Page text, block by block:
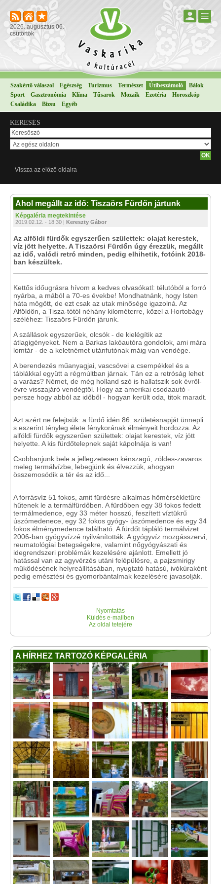
2026. augusztus 06.
csütörtök
Szakértő válaszol Egészség Turizmus Természet Útibeszámoló
Bálok
Sport
Gasztronómia Klíma Tűsarok Mozaik Ezotéria
Horoszkóp
Családika
Bizsu Egyéb
KERESÉS
Vissza az előző oldalra
Ahol megállt az idő: Tiszaörs Fürdőn jártunk
Képgaléria megtekintése
2019.02.12. - 18:30 | Kereszty Gábor
Az alföldi fürdők egyszerűen születtek: olajat kerestek,
víz jött helyette. A Tiszaörsi Fürdőn úgy érezzük, megállt
az idő, valódi retró minden, pedig elhihetik, fotóink 2018-
ban készültek.
Kettős időugrásra hívom a kedves olvasókatl: télutóból a forró
nyárba, a mából a 70-es évekbe! Mondhatnánk, hogy Isten
háta mögött, de ezt csak az utak minősége igazolná. Az
Alföldön, a Tisza-tótól néhány kilométerre, közel a Hortobágy
széléhez: Tiszaörs Fürdőn járunk.
A szállások egyszerűek, olcsók - de kielégítik az
átlagigényeket. Nem a Barkas lakóautóra gondolok, ami mára
lomtár - de a keletnémet utánfutónak máig van vendége.
A berendezés műanyagjai, vascsövei a csempékkel és a
táblákkal együtt a régmúltban járnak. Tán ez a retróság lehet
a varázs? Német, de még holland szó is hallatszik sok évről-
évre visszajáró vendégtől. Hogy az amerikai csodaautó -
persze hogy abból az időből - hogyan került oda, titok maradt.
Azt azért ne felejtsük: a fürdő idén 86. születésnapját ünnepli
s eszerint tényleg élete fénykorának élményeit hordozza. Az
alföldi fürdők egyszerűen születtek: olajat kerestek, víz jött
helyette. A kis fürdőtelepnek saját kápolnája is van!
Csobbanjunk bele a jellegzetesen kénszagú, zöldes-zavaros
meleg termálvízbe, lebegjünk és élvezzük, ahogyan
összemosódik a tér és az idő...
A forrásvíz 51 fokos, amit fürdésre alkalmas hőmérsékletűre
hűtenek le a termálfürdőben. A fürdőben egy 38 fokos fedett
termálmedence, egy 33 méter hosszú, feszített víztükrű
úszómedenece, egy 32 fokos gyógy- úszómedence és egy 34
fokos élménymedence található. A fürdőt tápláló termálvizet
2006-ban gyógyvízzé nyilvánították. A gyógyvíz mozgásszervi,
reumatológiai betegségekre, valamint nőgyógyászati és
idegrendszeri problémák kezelésére ajánlott. Emellett jó
hatással van az agyvérzés utáni felépülésre, a pajzsmirigy
működésének helyreállításában, nyugtató hatású, ivókúraként
pedig emésztési és gyomorbántalmak kezelésére javasolják.
Nyomtatás
Küldés e-mailben
Az oldal tetejére
A HÍRHEZ TARTOZÓ KÉPGALÉRIA